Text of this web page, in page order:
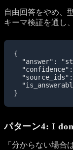
自由回答をやめ、
キーマ検証を通し
{
"answer":
}
パターン4: I
「分からない場合